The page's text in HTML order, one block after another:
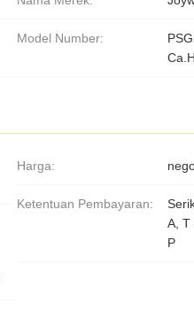
Model Number:
Harga:
Ketentuan Pembayaran:
A, T
P